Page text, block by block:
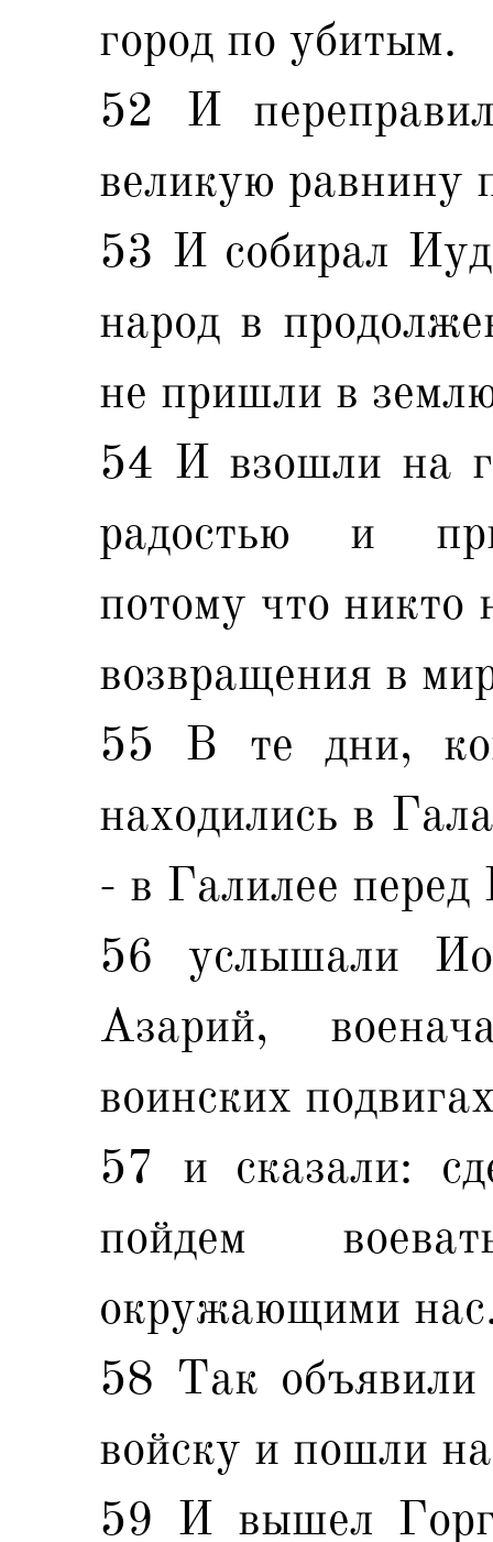
город по убитым.
52 И
великую равнину
53 И собирал
народ в
не пришли в
54 И взошли на
радостью и
потому что никто
возвращения в
55 В те дни,
находились в
- в Галилее
56 услышали
Азарий,
воинских
57 и сказали:
пойдем
окружающими
58 Так
войску и пошли
59 И вышел